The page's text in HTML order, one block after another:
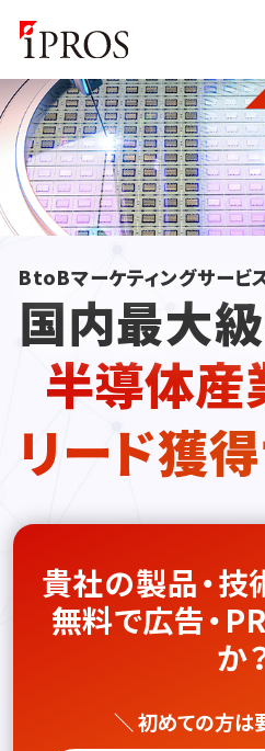
BtoBマーケティングサービ
国内最大
半導体産
リード獲
貴社の製品・技
無料で広告・
か
＼ 初めての方は